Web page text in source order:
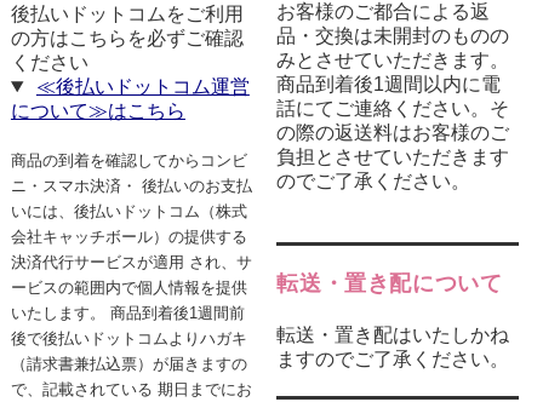
後払いドットコムをご利用
の方はこちらを必ずご確認
ください
≪後払いドットコム運営
について≫はこちら
商品の到着を確認してからコンビ
ニ・スマホ決済・ 後払いのお支払
いには、後払いドットコム（株式
会社キャッチボール）の提供する
決済代行サービスが適用 され、サ
ービスの範囲内で個人情報を提供
いたします。 商品到着後1週間前
後で後払いドットコムよりハガキ
（請求書兼払込票）が届きますの
で、記載されている 期日までにお
お客様のご都合による返
品・交換は未開封のものの
みとさせていただきます。
商品到着後1週間以内に電
話にてご連絡ください。そ
の際の返送料はお客様のご
負担とさせていただきます
のでご了承ください。
転送・置き配について
転送・置き配はいたしかね
ますのでご了承ください。